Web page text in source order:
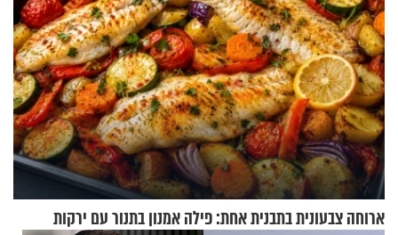
ארוחה צבעונית בתבנית אחת: פילה אמנון בתנור עם ירקות